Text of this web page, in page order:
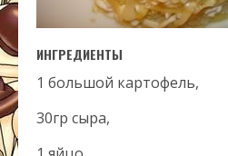
ИНГРЕДИЕНТЫ
1 большой картофель,
30гр сыра,